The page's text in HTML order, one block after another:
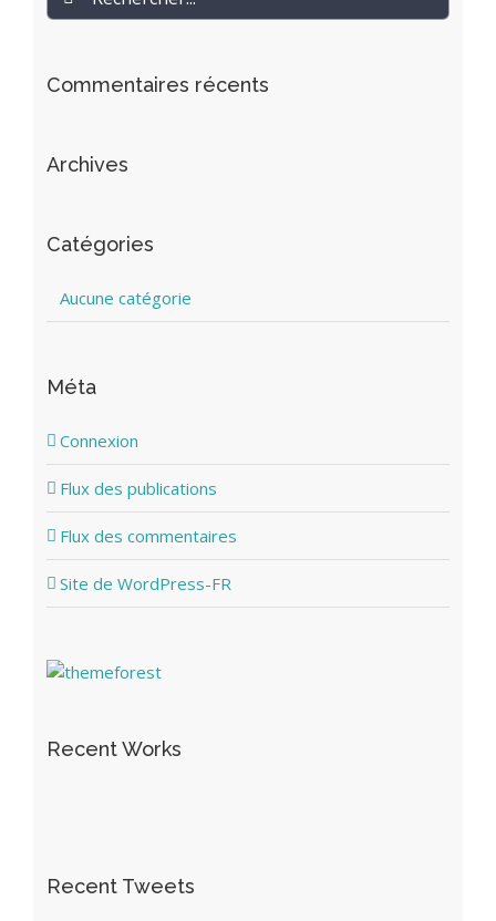
Commentaires récents
Archives
Catégories
Aucune catégorie
Méta
Connexion
Flux des publications
Flux des commentaires
Site de WordPress-FR
Recent Works
Recent Tweets